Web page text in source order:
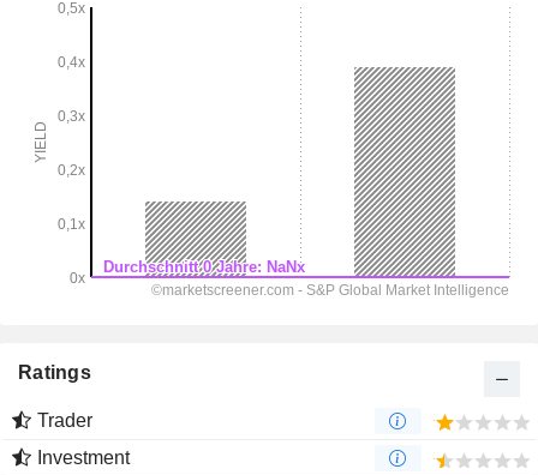
Ratings
Trader
Investment